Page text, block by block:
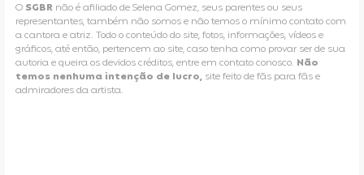
O SGBR não é afiliado de Selena Gomez, seus parentes ou seus
representantes, também não somos e não temos o mínimo contato com
a cantora e atriz. Todo o conteúdo do site, fotos, informações, vídeos e
gráficos, até então, pertencem ao site, caso tenha como provar ser de sua
autoria e queira os devidos créditos, entre em contato conosco. Não
temos nenhuma intenção de lucro, site feito de fãs para fãs e
admiradores da artista.